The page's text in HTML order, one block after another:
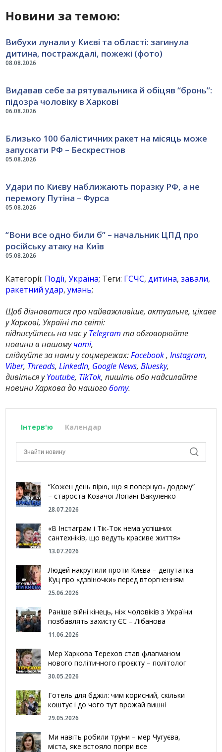
Новини за темою:
08.08.2026
Вибухи лунали у Києві та області: загинула
дитина, постраждалі, пожежі (фото)
06.08.2026
Видавав себе за рятувальника й обіцяв “бронь”:
підозра чоловіку в Харкові
05.08.2026
Близько 100 балістичних ракет на місяць може
запускати РФ – Бескрестнов
05.08.2026
Удари по Києву наближають поразку РФ, а не
перемогу Путіна – Фурса
05.08.2026
“Вони все одно били б” – начальник ЦПД про
російську атаку на Київ
Категорії: Події,Україна; Теги: ГСЧС,дитина,завали,
ракетний удар,умань;
Щоб дізнаватися про найважливіше, актуальне, цікаве
у Харкові, Україні та світі:
підписуйтесь на нас уTelegram та обговорюйте
новини в нашомучаті,
слідкуйте за нами у соцмережах:Facebook,Instagram,
Viber, Threads,LinkedIn, Google News,Bluesky,
дивіться уYoutube, TikTok, пишіть або надсилайте
новини Харкова до нашогоботу.
Інтерв'ю Календар
“Кожен день вірю, що я повернусь додому”
– староста Козачої Лопані Вакуленко
28.07.2026
«В Інстаграм і Тік-Ток нема успішних
сантехніків, що ведуть красиве життя»
13.07.2026
Людей накрутили проти Києва – депутатка
Куц про «дзвіночки» перед вторгненням
25.06.2026
Раніше війні кінець, ніж чоловіків з України
позбавлять захисту ЄС – Лібанова
11.06.2026
Мер Харкова Терехов став флагманом
нового політичного проєкту – політолог
30.05.2026
Готель для бджіл: чим корисний, скільки
коштує і до чого тут врожай вишні
29.05.2026
Ми навіть робили труни – мер Чугуєва,
міста, яке встояло попри все